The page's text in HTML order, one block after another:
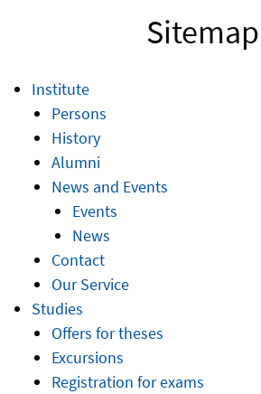
Sitemap
Institute
Persons
History
Alumni
News and Events
Events
News
Contact
Our Service
Studies
Offers for theses
Excursions
Registration for exams